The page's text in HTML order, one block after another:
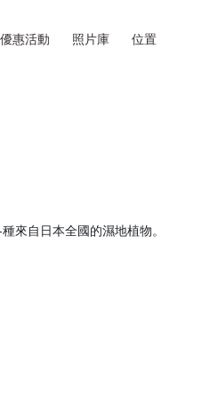
優惠活動 照片庫 位置
來自日本全國的濕地植物。